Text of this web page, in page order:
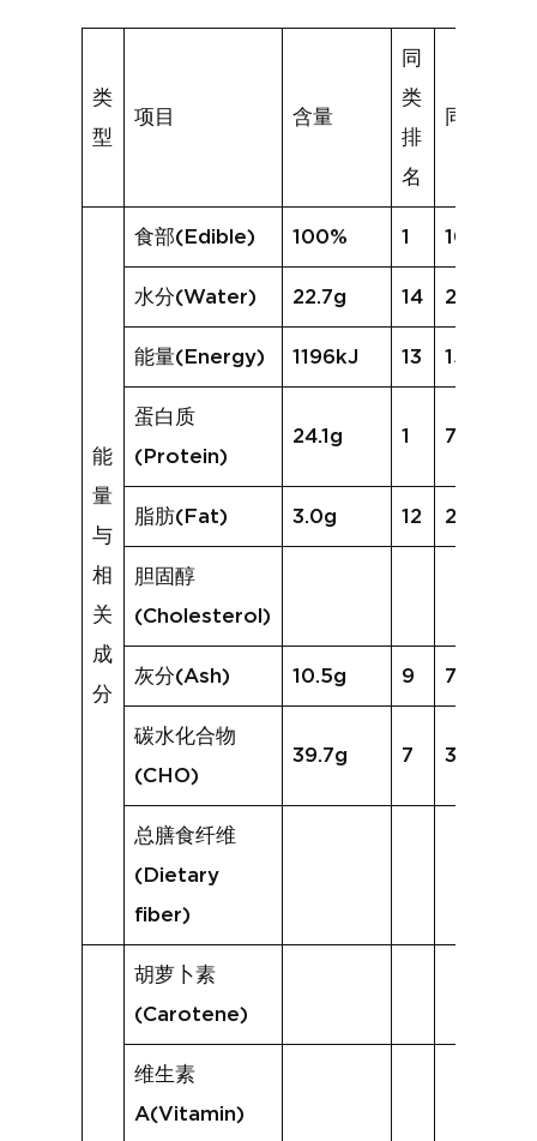
类
型
项目 含量
同
类
排
名
同类均值
能
量
与
相
关
成
分
食部(Edible) 100% 1 100%
水分(Water) 22.7g 14 29.3g
能量(Energy) 1196kJ 13 1555kJ
蛋白质
(Protein)
24.1g 1 7.4g
脂肪(Fat) 3.0g 12 23.8g
胆固醇
(Cholesterol)
灰分(Ash) 10.5g 9 7.0g
碳水化合物
(CHO)
39.7g 7 32.5g
总膳食纤维
(Dietary
fiber)
胡萝卜素
(Carotene)
维生素
A(Vitamin)